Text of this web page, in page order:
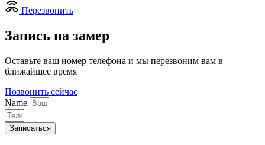
Перезвонить
Запись на замер
Оставьте ваш номер телефона и мы перезвоним вам в
ближайшее время
Позвонить сейчас
Name
Записаться